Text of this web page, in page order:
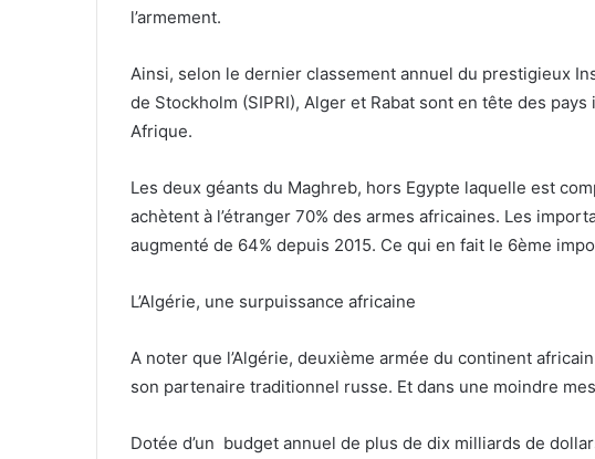
l’armement.
Ainsi, selon le dernier classement annuel du prestigieux
de Stockholm (SIPRI), Alger et Rabat sont en tête des
Afrique.
Les deux géants du Maghreb, hors Egypte laquelle est
achètent à l’étranger 70% des armes africaines. Les
augmenté de 64% depuis 2015. Ce qui en fait le 6ème
L’Algérie, une surpuissance africaine
A noter que l’Algérie, deuxième armée du continent
son partenaire traditionnel russe. Et dans une moindre
Dotée d’un budget annuel de plus de dix milliards de